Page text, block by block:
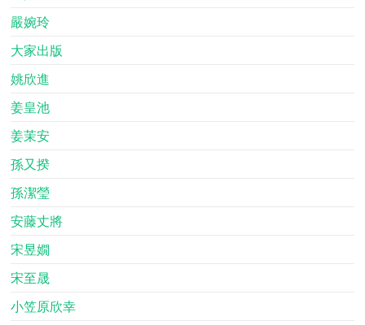
嚴婉玲
大家出版
姚欣進
姜皇池
姜茉安
孫又揆
孫潔瑩
安藤丈將
宋昱嫺
宋至晟
小笠原欣幸